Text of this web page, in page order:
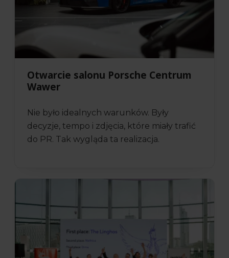
Otwarcie salonu Porsche Centrum
Wawer
Nie było idealnych warunków. Były
decyzje, tempo i zdjęcia, które miały trafić
do PR. Tak wygląda ta realizacja.